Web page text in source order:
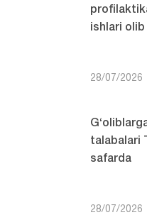
ishlari olib
28/07/2026
talabalari
safarda
28/07/2026